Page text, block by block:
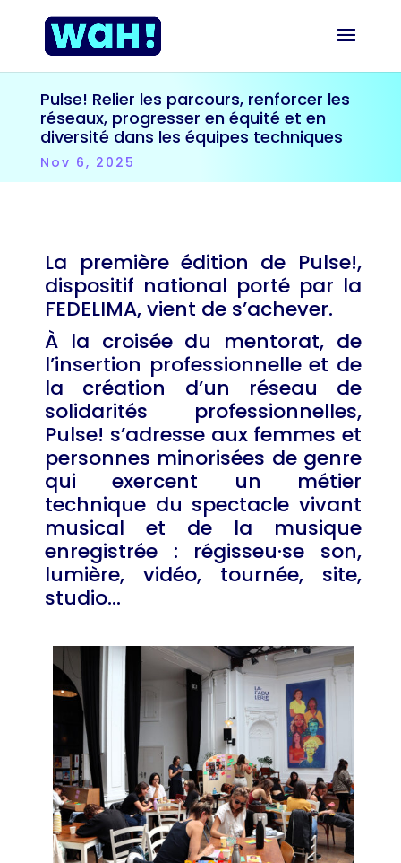
Pulse! Relier les parcours, renforcer les
réseaux, progresser en équité et en
diversité dans les équipes techniques
Nov 6, 2025
La première édition de Pulse!,
dispositif national porté par la
FEDELIMA, vient de s’achever.
À la croisée du mentorat, de
l’insertion professionnelle et de
la création d’un réseau de
solidarités professionnelles,
Pulse! s’adresse aux femmes et
personnes minorisées de genre
qui exercent un métier
technique du spectacle vivant
musical et de la musique
enregistrée : régisseu·se son,
lumière, vidéo, tournée, site,
studio…